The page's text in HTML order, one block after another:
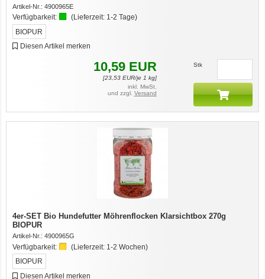
Artikel-Nr.: 4900965E
Verfügbarkeit: (Lieferzeit: 1-2 Tage)
BIOPUR
Diesen Artikel merken
10,59 EUR
[23,53EUR/je 1 kg]
inkl. MwSt.
und zzgl. Versand
Stk
4er-SET Bio Hundefutter Möhrenflocken Klarsichtbox 270g
BIOPUR
Artikel-Nr.: 4900965G
Verfügbarkeit: (Lieferzeit: 1-2 Wochen)
BIOPUR
Diesen Artikel merken